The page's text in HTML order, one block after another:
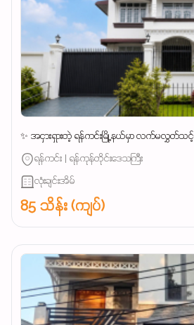
✨ အငှားရှားတဲ့ ရန်ကင်းမြို့နယ်မှာ လက်မလွှတ်သ
ရန်ကင်း | ရန်ကုန်တိုင်းဒေသကြီး
လုံးချင်းအိမ်
85 သိန်း (ကျပ်)